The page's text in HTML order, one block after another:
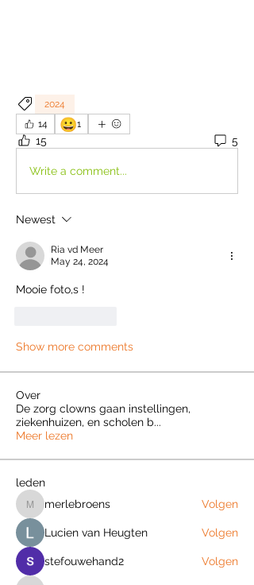
2024
14
😀1
15 5
Write a comment...
Newest
Ria vd Meer
May 24, 2024
Mooie foto,s !
Show more comments
Over
De zorg clowns gaan instellingen,
ziekenhuizen, en scholen b...
Meer lezen
leden
merlebroens
merlebroens Volgen
Lucien van Heugten Volgen
stefouwehand2 Volgen